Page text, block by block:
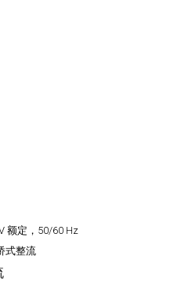
额定，50/60 Hz
式整流